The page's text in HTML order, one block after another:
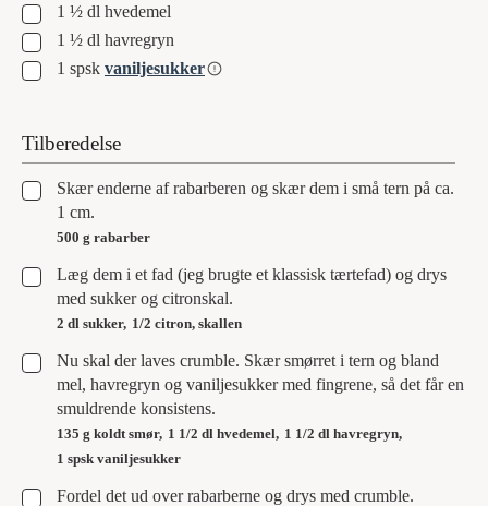
▢1 ½ dl hvedemel
▢1 ½ dl havregryn
▢1 spsk vaniljesukker
Tilberedelse
▢
Skær enderne af rabarberen og skær dem i små tern på ca.
1 cm.
500 g rabarber
▢
Læg dem i et fad (jeg brugte et klassisk tærtefad) og drys
med sukker og citronskal.
2 dl sukker, 1/2 citron, skallen
▢
Nu skal der laves crumble. Skær smørret i tern og bland
mel, havregryn og vaniljesukker med fingrene, så det får en
smuldrende konsistens.
135 g koldt smør, 1 1/2 dl hvedemel, 1 1/2 dl havregryn,
1 spsk vaniljesukker
▢
Fordel det ud over rabarberne og drys med crumble.